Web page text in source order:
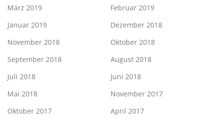
März 2019
Februar 2019
Januar 2019
Dezember 2018
November 2018
Oktober 2018
September 2018
August 2018
Juli 2018
Juni 2018
Mai 2018
November 2017
Oktober 2017
April 2017